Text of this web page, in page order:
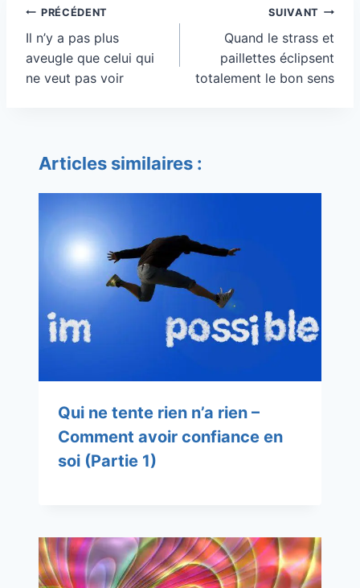
Navigation
de
l’article
PRÉCÉDENT
Il n’y a pas plus
aveugle que celui qui
ne veut pas voir
SUIVANT
Quand le strass et
paillettes éclipsent
totalement le bon sens
Articles similaires :
Qui ne tente rien n’a rien –
Comment avoir confiance en
soi (Partie 1)